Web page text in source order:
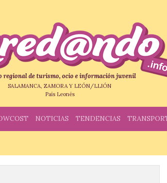
regional de turismo, ocio e información juvenil
SALAMANCA, ZAMORA Y LEÓN/LLIÓN
País Leonés
NOTICIAS TENDENCIAS